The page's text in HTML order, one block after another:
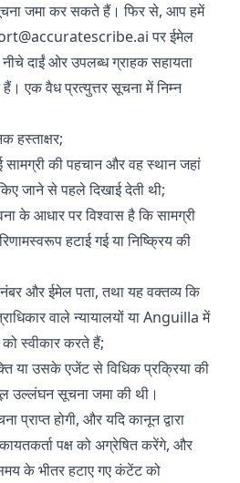
जमा कर सकते हैं। फिर से, आप हमें
पर ईमेल
दाईं ओर उपलब्ध ग्राहक सहायता
एक वैध प्रत्युत्तर सूचना में निम्न
हस्ताक्षर;
सामग्री की पहचान और वह स्थान जहां
जाने से पहले दिखाई देती थी;
के आधार पर विश्वास है कि सामग्री
हटाई गई या निष्क्रिय की
और ईमेल पता, तथा यह वक्तव्य कि
वाले न्यायालयों या Anguilla में
को स्वीकार करते हैं;
या उसके एजेंट से विधिक प्रक्रिया की
उल्लंघन सूचना जमा की थी।
प्राप्त होगी, और यदि कानून द्वारा
पक्ष को अग्रेषित करेंगे, और
के भीतर हटाए गए कंटेंट को